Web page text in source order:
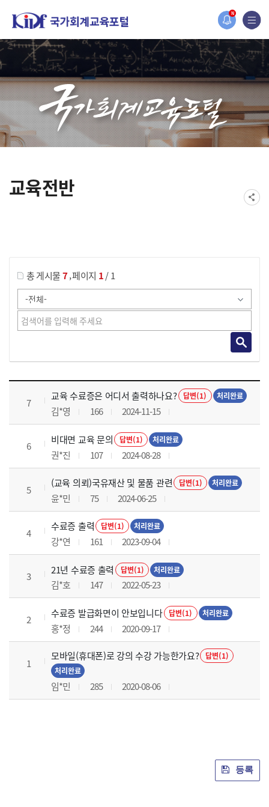
N
홈페이지가 새롭게 개편되었습니다.
한국조세재정연구원홈페이지가 새롭게 개설되었습니다.
교육전반
총 게시물7,페이지 1/ 1
교육전반 목록 으로 번호, 제목, 작성자, 조회수, 등록 일로 나열 되고 있습니다.
7
교육 수료증은 어디서 출력하나요? 답변(1) 처리완료
김*영 166 2024-11-15
6
비대면 교육 문의 답변(1) 처리완료
권*진 107 2024-08-28
5
(교육 의뢰)국유재산 및 물품 관련 답변(1) 처리완료
윤*민 75 2024-06-25
4
수료증 출력 답변(1) 처리완료
강*연 161 2023-09-04
3
21년 수료증 출력 답변(1) 처리완료
김*호 147 2022-05-23
2
수료증 발급화면이 안보입니다 답변(1) 처리완료
홍*정 244 2020-09-17
1
모바일(휴대폰)로 강의 수강 가능한가요?
답변(1)
처리완료
임*민 285 2020-08-06
등록